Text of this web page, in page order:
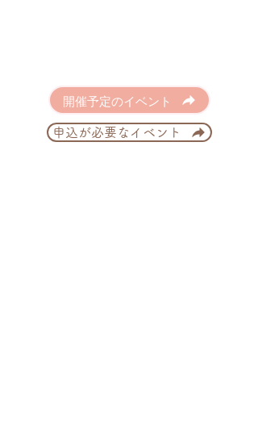
開催予定のイベント
申込が必要なイベント